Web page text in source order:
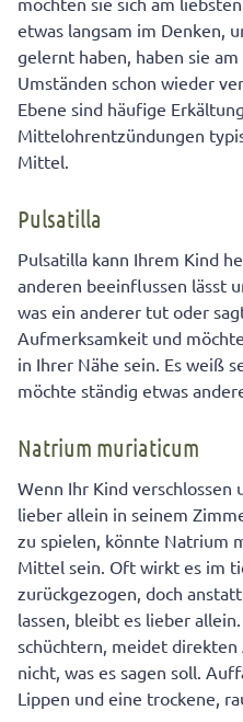
etwas langsam im Denken,
gelernt haben, haben sie
Umständen schon wieder
Ebene sind häufige
Mittelohrentzündungen
Mittel.
Pulsatilla
Pulsatilla kann Ihrem Kind
anderen beeinflussen lässt
was ein anderer tut oder
Aufmerksamkeit und
in Ihrer Nähe sein. Es weiß
möchte ständig etwas
Natrium muriaticum
Wenn Ihr Kind verschlossen
lieber allein in seinem
zu spielen, könnte Natrium
Mittel sein. Oft wirkt es im
zurückgezogen, doch
lassen, bleibt es lieber
schüchtern, meidet
nicht, was es sagen soll.
Lippen und eine trockene,